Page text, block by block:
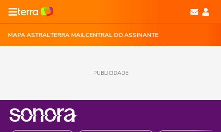
MAPA ASTRALTERRA MAILCENTRAL DO ASSINANTE
PUBLICIDADE